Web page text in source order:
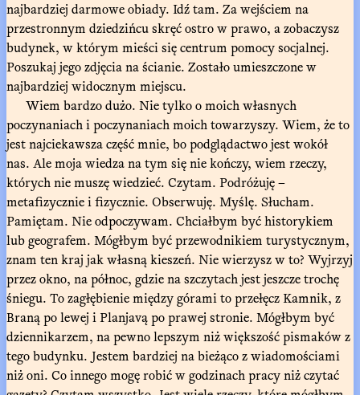
najbardziej darmowe obiady. Idź tam. Za wejściem na
przestronnym dziedzińcu skręć ostro w prawo, a zobaczysz
budynek, w którym mieści się centrum pomocy socjalnej.
Poszukaj jego zdjęcia na ścianie. Zostało umieszczone w
najbardziej widocznym miejscu.
Wiem bardzo dużo. Nie tylko o moich własnych
poczynaniach i poczynaniach moich towarzyszy. Wiem, że to
jest najciekawsza część mnie, bo podglądactwo jest wokół
nas. Ale moja wiedza na tym się nie kończy, wiem rzeczy,
których nie muszę wiedzieć. Czytam. Podróżuję –
metafizycznie i fizycznie. Obserwuję. Myślę. Słucham.
Pamiętam. Nie odpoczywam. Chciałbym być historykiem
lub geografem. Mógłbym być przewodnikiem turystycznym,
znam ten kraj jak własną kieszeń. Nie wierzysz w to? Wyjrzyj
przez okno, na północ, gdzie na szczytach jest jeszcze trochę
śniegu. To zagłębienie między górami to przełęcz Kamnik, z
Braną po lewej i Planjavą po prawej stronie. Mógłbym być
dziennikarzem, na pewno lepszym niż większość pismaków z
tego budynku. Jestem bardziej na bieżąco z wiadomościami
niż oni. Co innego mogę robić w godzinach pracy niż czytać